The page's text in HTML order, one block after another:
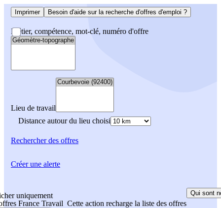
Imprimer Besoin d'aide sur la recherche d'offres d'emploi ?
Métier, compétence, mot-clé, numéro d'offre
Lieu de travail
Distance autour du lieu choisi
Rechercherdes offres
uniquement
France Travail Cette action recharge la liste des offres
Qui sont
Créer une alerte